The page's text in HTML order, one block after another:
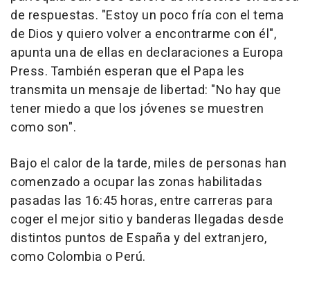
de respuestas. "Estoy un poco fría con el tema
de Dios y quiero volver a encontrarme con él",
apunta una de ellas en declaraciones a Europa
Press. También esperan que el Papa les
transmita un mensaje de libertad: "No hay que
tener miedo a que los jóvenes se muestren
como son".
Bajo el calor de la tarde, miles de personas han
comenzado a ocupar las zonas habilitadas
pasadas las 16:45 horas, entre carreras para
coger el mejor sitio y banderas llegadas desde
distintos puntos de España y del extranjero,
como Colombia o Perú.